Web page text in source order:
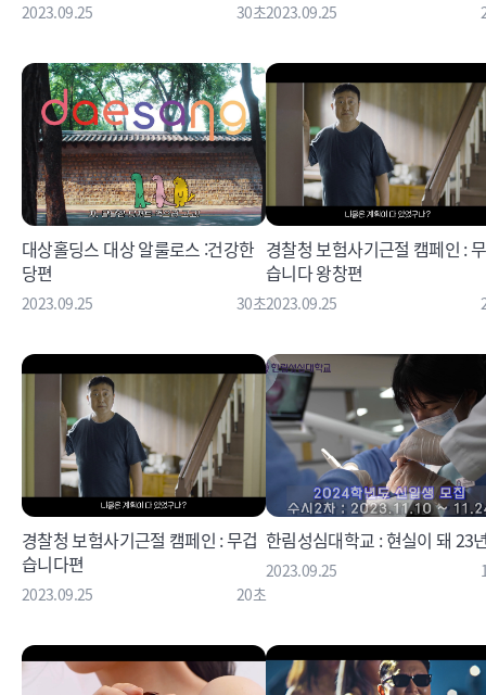
2023.09.25 30초2023.09.25
대상홀딩스 대상 알룰로스 :건강한
당편
2023.09.25 30초
경찰청 보험사기근절 캠페인 :
습니다 왕창편
2023.09.25
경찰청 보험사기근절 캠페인 : 무겁
습니다편
2023.09.25 20초
한림성심대학교 : 현실이 돼 23
2023.09.25